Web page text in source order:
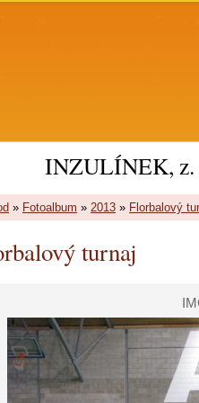
INZULÍNEK, z.
» Fotoalbum » 2013 » Florbalový
turnaj